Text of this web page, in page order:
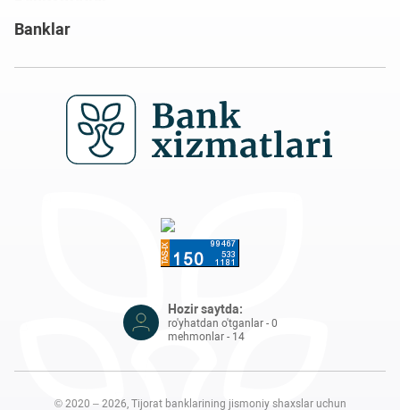
Banklar
Hozir saytda:
ro'yhatdan o'tganlar - 0
mehmonlar - 14
© 2020 – 2026, Tijorat banklarining jismoniy shaxslar uchun